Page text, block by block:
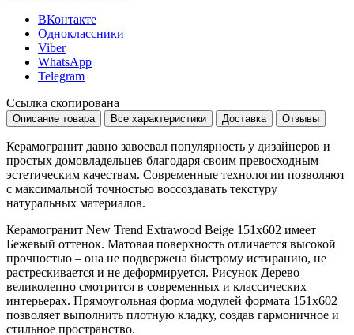
ВКонтакте
Одноклассники
Viber
WhatsApp
Telegram
Ссылка скопирована
Описание товара Все характеристики Доставка Отзывы
Керамогранит давно завоевал популярность у дизайнеров и
простых домовладельцев благодаря своим превосходным
эстетическим качествам. Современные технологии позволяют
с максимальной точностью воссоздавать текстуру
натуральных материалов.
Керамогранит New Trend Extrawood Beige 151x602 имеет
Бежевый оттенок. Матовая поверхность отличается высокой
прочностью – она не подвержена быстрому истиранию, не
растрескивается и не деформируется. Рисунок Дерево
великолепно смотрится в современных и классических
интерьерах. Прямоугольная форма модулей формата 151x602
позволяет выполнить плотную кладку, создав гармоничное и
стильное пространство.